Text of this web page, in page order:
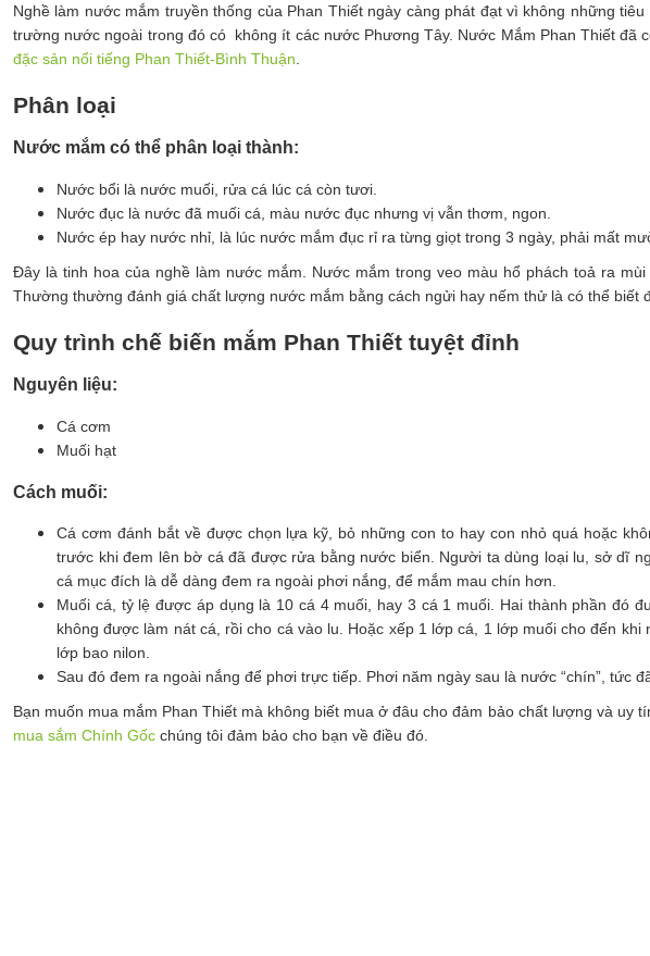
Nghề làm nước mắm truyền thống của Phan Thiết ngày càng phát đạt vì không những
trường nước ngoài trong đó có không ít các nước Phương Tây. Nước Mắm Phan Thiết đã
đặc sản nổi tiếng Phan Thiết-Bình Thuận
Phân loại
Nước mắm có thể phân loại thành:
Nước bổi là nước muối, rửa cá lúc cá còn tươi.
Nước đục là nước đã muối cá, màu nước đục nhưng vị vẫn thơm, ngon.
Nước ép hay nước nhỉ, là lúc nước mắm đục rỉ ra từng giọt trong 3 ngày, phải mất
Đây là tinh hoa của nghề làm nước mắm. Nước mắm trong veo màu hổ phách toả ra
Thường thường đánh giá chất lượng nước mắm bằng cách ngửi hay nếm thử là có thể biết
Quy trình chế biến mắm Phan Thiết tuyệt đỉnh
Nguyên liệu:
Cá cơm
Muối hạt
Cách muối:
Cá cơm đánh bắt về được chọn lựa kỹ, bỏ những con to hay con nhỏ quá hoặc
trước khi đem lên bờ cá đã được rửa bằng nước biển. Người ta dùng loại lu, sở dĩ
cá mục đích là dễ dàng đem ra ngoài phơi nắng, để mắm mau chín hơn.
Muối cá, tỷ lệ được áp dụng là 10 cá 4 muối, hay 3 cá 1 muối. Hai thành phần đó
không được làm nát cá, rồi cho cá vào lu. Hoặc xếp 1 lớp cá, 1 lớp muối cho đến khi
lớp bao nilon.
Sau đó đem ra ngoài nắng để phơi trực tiếp. Phơi năm ngày sau là nước “chín”, tức
​Bạn muốn mua mắm Phan Thiết mà không biết mua ở đâu cho đảm bảo chất lượng và uy
mua sắm Chính Gốc chúng tôi đảm bảo cho bạn về điều đó.